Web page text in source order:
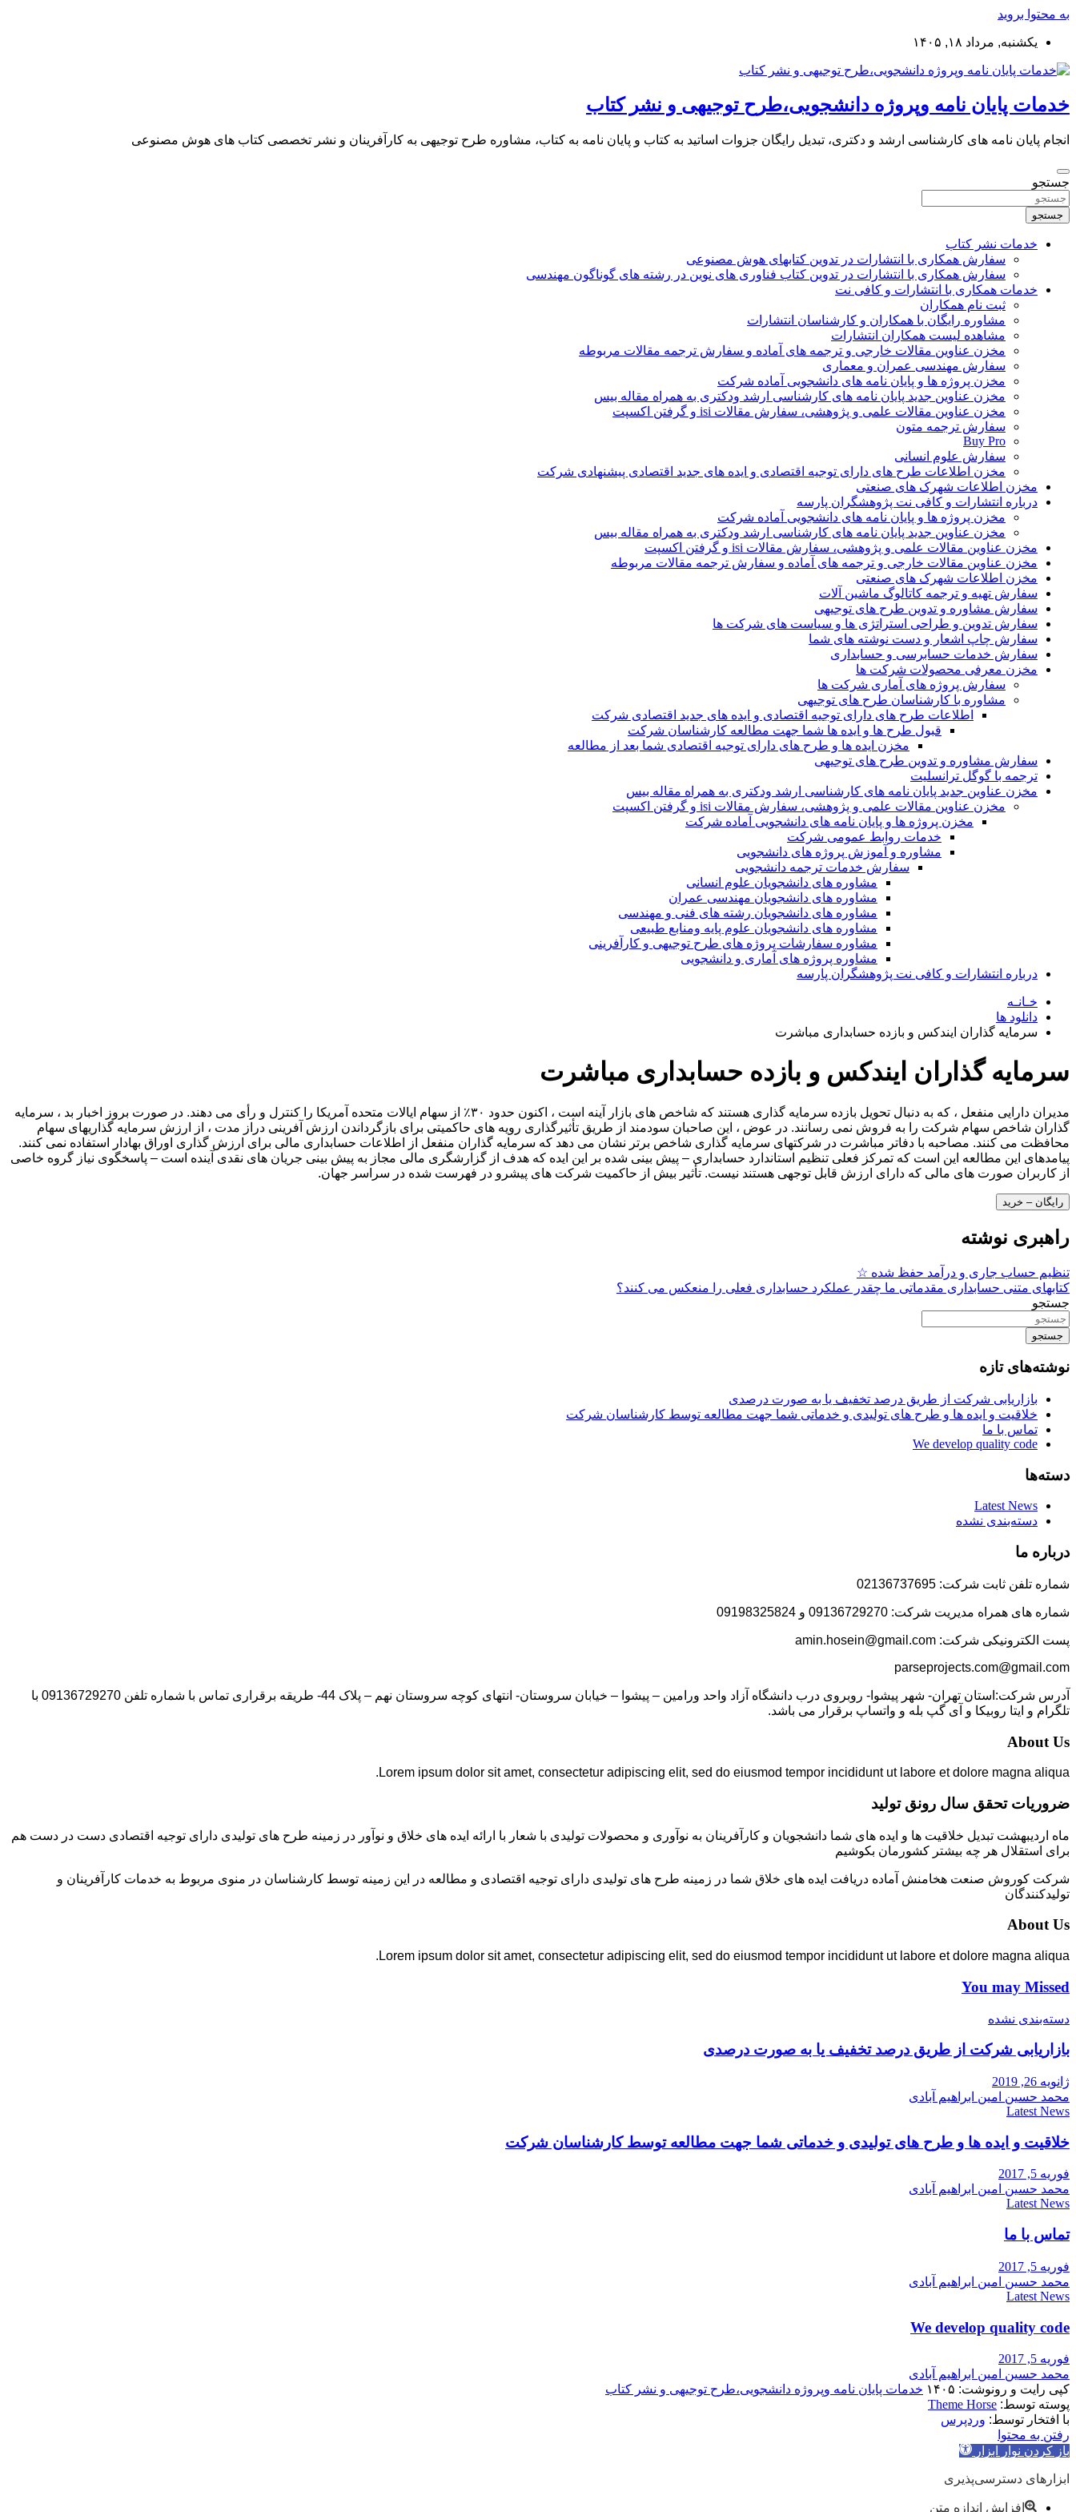
به محتوا بروید
یکشنبه, مرداد ۱۸, ۱۴۰۵
خدمات پایان نامه وپروژه دانشجویی،طرح توجیهی و نشر کتاب
انجام پایان نامه های کارشناسی ارشد و دکتری، تبدیل رایگان جزوات اساتید به کتاب و پایان نامه به کتاب، مشاوره طرح توجیهی به کارآفرینان و نشر تخصصی کتاب های هوش مصنوعی
جستجو
جستجو
خدمات نشر کتاب
سفارش همکاری با انتشارات در تدوین کتابهای هوش مصنوعی
سفارش همکاری با انتشارات در تدوین کتاب فناوری های نوین در رشته های گوناگون مهندسی
خدمات همکاری با انتشارات و کافی نت
ثبت نام همکاران
مشاوره رایگان با همکاران و کارشناسان انتشارات
مشاهده لیست همکاران انتشارات
مخزن عناوین مقالات خارجی و ترجمه های آماده و سفارش ترجمه مقالات مربوطه
سفارش مهندسی عمران و معماری
مخزن پروژه ها و پایان نامه های دانشجویی آماده شرکت
مخزن عناوین جدید پایان نامه های کارشناسی ارشد ودکتری به همراه مقاله بیس
مخزن عناوین مقالات علمی و پژوهشی، سفارش مقالات isi و گرفتن اکسپت
سفارش ترجمه متون
Buy Pro
سفارش علوم انسانی
مخزن اطلاعات طرح های دارای توجیه اقتصادی و ایده های جدید اقتصادی پیشنهادی شرکت
مخزن اطلاعات شهرک های صنعتی
درباره انتشارات و کافی نت پژوهشگران پارسه
مخزن پروژه ها و پایان نامه های دانشجویی آماده شرکت
مخزن عناوین جدید پایان نامه های کارشناسی ارشد ودکتری به همراه مقاله بیس
مخزن عناوین مقالات علمی و پژوهشی، سفارش مقالات isi و گرفتن اکسپت
مخزن عناوین مقالات خارجی و ترجمه های آماده و سفارش ترجمه مقالات مربوطه
مخزن اطلاعات شهرک های صنعتی
سفارش تهیه و ترجمه کاتالوگ ماشین آلات
سفارش مشاوره و تدوین طرح های توجیهی
سفارش تدوین و طراحی استراتژی ها و سیاست های شرکت ها
سفارش چاپ اشعار و دست نوشته های شما
سفارش خدمات حسابرسی و حسابداری
مخزن معرفی محصولات شرکت ها
سفارش پروژه های آماری شرکت ها
مشاوره با کارشناسان طرح های توجیهی
اطلاعات طرح های دارای توجیه اقتصادی و ایده های جدید اقتصادی شرکت
قبول طرح ها و ایده ها شما جهت مطالعه کارشناسان شرکت
مخزن ایده ها و طرح های دارای توجیه اقتصادی شما بعد از مطالعه
سفارش مشاوره و تدوین طرح های توجیهی
ترجمه با گوگل ترانسلیت
مخزن عناوین جدید پایان نامه های کارشناسی ارشد ودکتری به همراه مقاله بیس
مخزن عناوین مقالات علمی و پژوهشی، سفارش مقالات isi و گرفتن اکسپت
مخزن پروژه ها و پایان نامه های دانشجویی آماده شرکت
خدمات روابط عمومی شرکت
مشاوره و آموزش پروژه های دانشجویی
سفارش خدمات ترجمه دانشجویی
مشاوره های دانشجویان علوم انسانی
مشاوره های دانشجویان مهندسی عمران
مشاوره های دانشجویان رشته های فنی و مهندسی
مشاوره های دانشجویان علوم پایه ومنابع طبیعی
مشاوره سفارشات پروژه های طرح توجیهی و کارآفرینی
مشاوره پروژه های آماری و دانشجویی
درباره انتشارات و کافی نت پژوهشگران پارسه
خـانـه
دانلود ها
سرمایه گذاران ایندکس و بازده حسابداری مباشرت
سرمایه گذاران ایندکس و بازده حسابداری مباشرت
مدیران دارایی منفعل ، که به دنبال تحویل بازده سرمایه گذاری هستند که شاخص های بازار آینه است ، اکنون حدود ۳۰٪ از سهام ایالات متحده آمریکا را کنترل و رأی می دهند. در صورت بروز اخبار بد ، سرمایه
گذاران شاخص سهام شرکت را به فروش نمی رسانند. در عوض ، این صاحبان سودمند از طریق تأثیرگذاری رویه های حاکمیتی برای بازگرداندن ارزش آفرینی دراز مدت ، از ارزش سرمایه گذاریهای سهام
محافظت می کنند. مصاحبه با دفاتر مباشرت در شرکتهای سرمایه گذاری شاخص برتر نشان می دهد که سرمایه گذاران منفعل از اطلاعات حسابداری مالی برای ارزش گذاری اوراق بهادار استفاده نمی کنند.
پیامدهای این مطالعه این است که تمرکز فعلی تنظیم استاندارد حسابداری – پیش بینی شده بر این ایده که هدف از گزارشگری مالی مجاز به پیش بینی جریان های نقدی آینده است – پاسخگوی نیاز گروه خاصی
از کاربران صورت های مالی که دارای ارزش قابل توجهی هستند نیست. تأثیر بیش از حاکمیت شرکت های پیشرو در فهرست شده در سراسر جهان.
رایگان – خرید
راهبری نوشته
تنظیم حساب جاری و درآمد حفظ شده ☆
کتابهای متنی حسابداری مقدماتی ما چقدر عملکرد حسابداری فعلی را منعکس می کنند؟
جستجو
جستجو
نوشته‌های تازه
بازاریابی شرکت از طریق درصد تخفیف یا به صورت درصدی
خلاقیت و ایده ها و طرح های تولیدی و خدماتی شما جهت مطالعه توسط کارشناسان شرکت
تماس با ما
We develop quality code
دسته‌ها
Latest News
دسته‌بندی نشده
درباره ما
شماره تلفن ثابت شرکت: 02136737695
شماره های همراه مدیریت شرکت: 09136729270 و 09198325824
پست الکترونیکی شرکت: amin.hosein@gmail.com
parseprojects.com@gmail.com
آدرس شرکت:استان تهران- شهر پیشوا- روبروی درب دانشگاه آزاد واحد ورامین – پیشوا – خیابان سروستان- انتهای کوچه سروستان نهم – پلاک 44- طریقه برقراری تماس با شماره تلفن 09136729270 با
تلگرام و ایتا روبیکا و آی گپ بله و واتساپ برقرار می باشد.
About Us
Lorem ipsum dolor sit amet, consectetur adipiscing elit, sed do eiusmod tempor incididunt ut labore et dolore magna aliqua.
ضروریات تحقق سال رونق تولید
ماه اردیبهشت تبدیل خلاقیت ها و ایده های شما دانشجویان و کارآفرینان به نوآوری و محصولات تولیدی با شعار با ارائه ایده های خلاق و نوآور در زمینه طرح های تولیدی دارای توجیه اقتصادی دست در دست هم
برای استقلال هر چه بیشتر کشورمان بکوشیم
شرکت کوروش صنعت هخامنش آماده دریافت ایده های خلاق شما در زمینه طرح های تولیدی دارای توجیه اقتصادی و مطالعه در این زمینه توسط کارشناسان در منوی مربوط به خدمات کارآفرینان و
تولیدکنندگان
About Us
Lorem ipsum dolor sit amet, consectetur adipiscing elit, sed do eiusmod tempor incididunt ut labore et dolore magna aliqua.
You may Missed
دسته‌بندی نشده
بازاریابی شرکت از طریق درصد تخفیف یا به صورت درصدی
ژانویه 26, 2019
محمد حسین امین ابراهیم آبادی
Latest News
خلاقیت و ایده ها و طرح های تولیدی و خدماتی شما جهت مطالعه توسط کارشناسان شرکت
فوریه 5, 2017
محمد حسین امین ابراهیم آبادی
Latest News
تماس با ما
فوریه 5, 2017
محمد حسین امین ابراهیم آبادی
Latest News
We develop quality code
فوریه 5, 2017
محمد حسین امین ابراهیم آبادی
کپی رایت و رونوشت: ۱۴۰۵
خدمات پایان نامه وپروژه دانشجویی،طرح توجیهی و نشر کتاب
پوسته توسط: Theme Horse
با افتخار توسط: وردپرس
رفتن به محتوا
باز کردن نوار ابزار
ابزارهای دسترسی‌پذیری
افزایش اندازه متن